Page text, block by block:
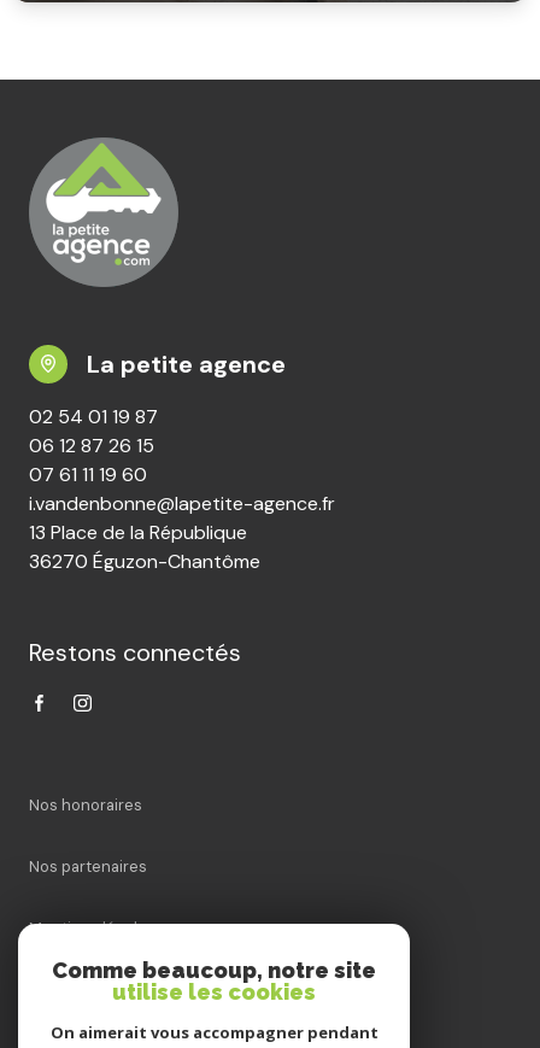
La petite agence
02 54 01 19 87
06 12 87 26 15
07 61 11 19 60
i.vandenbonne@lapetite-agence.fr
13 Place de la République
36270 Éguzon-Chantôme
Restons connectés
Nos honoraires
Nos partenaires
Mentions légales
Comme beaucoup, notre site
utilise les cookies
On aimerait vous accompagner pendant